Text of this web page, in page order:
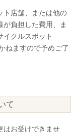
ト店舗、または他の
負担した費用、ま
イクルスポット
ねますので予めご了
て
はお受けできませ